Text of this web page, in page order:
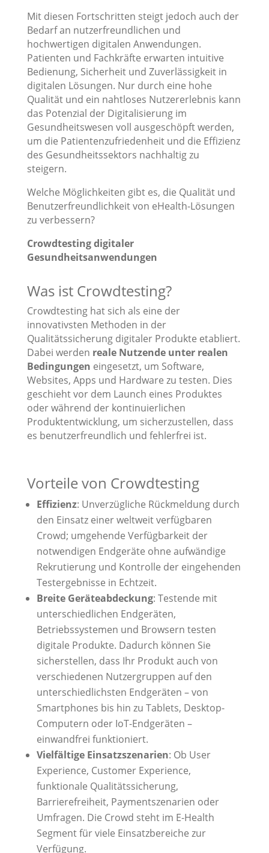
Mit diesen Fortschritten steigt jedoch auch der
Bedarf an nutzerfreundlichen und
hochwertigen digitalen Anwendungen.
Patienten und Fachkräfte erwarten intuitive
Bedienung, Sicherheit und Zuverlässigkeit in
digitalen Lösungen. Nur durch eine hohe
Qualität und ein nahtloses Nutzererlebnis kann
das Potenzial der Digitalisierung im
Gesundheitswesen voll ausgeschöpft werden,
um die Patientenzufriedenheit und die Effizienz
des Gesundheitssektors nachhaltig zu
steigern.
Welche Möglichkeiten gibt es, die Qualität und
Benutzerfreundlichkeit von eHealth-Lösungen
zu verbessern?
Crowdtesting digitaler
Gesundheitsanwendungen
Was ist Crowdtesting?
Crowdtesting hat sich als eine der
innovativsten Methoden in der
Qualitätssicherung digitaler Produkte etabliert.
Dabei werden reale Nutzende unter realen
Bedingungen eingesetzt, um Software,
Websites, Apps und Hardware zu testen. Dies
geschieht vor dem Launch eines Produktes
oder während der kontinuierlichen
Produktentwicklung, um sicherzustellen, dass
es benutzerfreundlich und fehlerfrei ist.
Vorteilevon Crowdtesting
Effizienz: Unverzügliche Rückmeldung durch
den Einsatz einer weltweit verfügbaren
Crowd; umgehende Verfügbarkeit der
notwendigen Endgeräte ohne aufwändige
Rekrutierung und Kontrolle der eingehenden
Testergebnisse in Echtzeit.
Breite Geräteabdeckung: Testende mit
unterschiedlichen Endgeräten,
Betriebssystemen und Browsern testen
digitale Produkte. Dadurch können Sie
sicherstellen, dass Ihr Produkt auch von
verschiedenen Nutzergruppen auf den
unterschiedlichsten Endgeräten – von
Smartphones bis hin zu Tablets, Desktop-
Computern oder IoT-Endgeräten –
einwandfrei funktioniert.
Vielfältige Einsatzszenarien: Ob User
Experience, Customer Experience,
funktionale Qualitätssicherung,
Barrierefreiheit, Paymentszenarien oder
Umfragen. Die Crowd steht im E-Health
Segment für viele Einsatzbereiche zur
Verfügung.